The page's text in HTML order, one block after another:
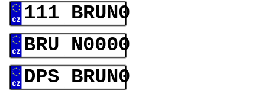
111 BRUN0
BRU N0000
DPS BRUN0